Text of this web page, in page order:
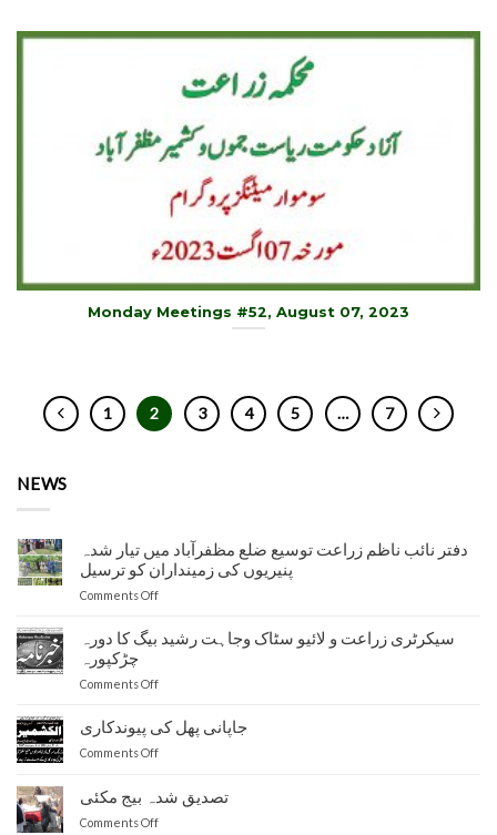
Monday Meetings #52, August 07, 2023
1 2 3 4 5 … 7
NEWS
دفتر نائب ناظم زراعت توسیع ضلع مظفرآباد میں تیار شدہ
پنیریوں کی زمینداران کو ترسیل
Comments Offon
ناظم
توسیع
مظفرآباد
پنیریوں
کی
سیکرٹری زراعت و لائیو سٹاک وجاہت رشید بیگ کا دورہ
چڑکپورہ
Comments Offon
زراعت
و
وجاہت
جاپانی پھل کی پیوندکاری
Comments Offon
کی
پیوندکاری
تصدیق شدہ بیج مکئی
Comments Offon